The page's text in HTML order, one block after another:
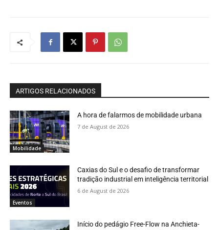
ARTIGOS RELACIONADOS
Mobilidade
A hora de falarmos de mobilidade urbana
7 de August de 2026
Eventos
Caxias do Sul e o desafio de transformar
tradição industrial em inteligência territorial
6 de August de 2026
Início do pedágio Free-Flow na Anchieta-